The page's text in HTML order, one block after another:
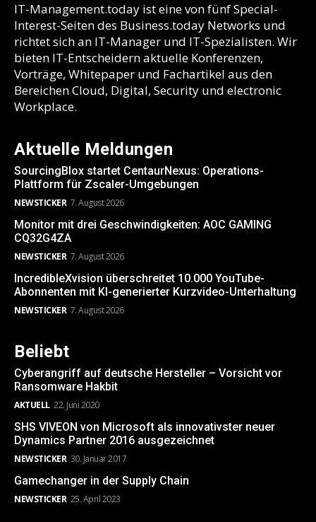
IT-Management.today ist eine von fünf Special-
Interest-Seiten des Business.today Networks und
richtet sich an IT-Manager und IT-Spezialisten. Wir
bieten IT-Entscheidern aktuelle Konferenzen,
Vorträge, Whitepaper und Fachartikel aus den
Bereichen Cloud, Digital, Security und electronic
Workplace.
Aktuelle Meldungen
SourcingBlox startet CentaurNexus: Operations-
Plattform für Zscaler-Umgebungen
NEWSTICKER 7. August 2026
Monitor mit drei Geschwindigkeiten: AOC GAMING
CQ32G4ZA
NEWSTICKER 7. August 2026
IncredibleXvision überschreitet 10.000 YouTube-
Abonnenten mit KI-generierter Kurzvideo-Unterhaltung
NEWSTICKER 7. August 2026
Beliebt
Cyberangriff auf deutsche Hersteller – Vorsicht vor
Ransomware Hakbit
AKTUELL 22. Juni 2020
SHS VIVEON von Microsoft als innovativster neuer
Dynamics Partner 2016 ausgezeichnet
NEWSTICKER 30. Januar 2017
Gamechanger in der Supply Chain
NEWSTICKER 25. April 2023